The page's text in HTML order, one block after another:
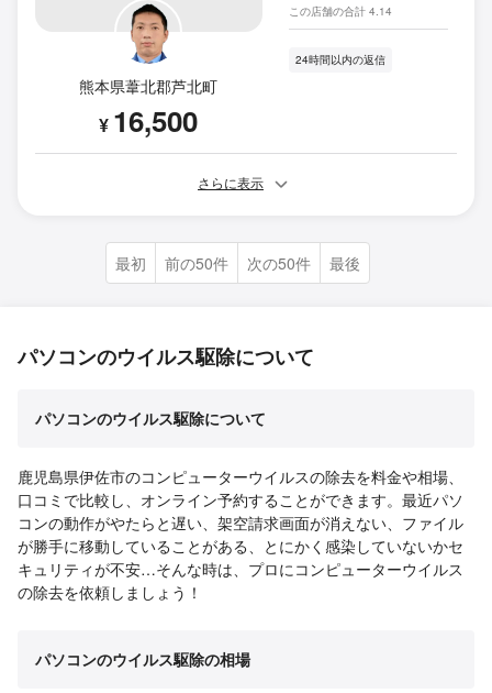
熊本県葦北郡芦北町
¥ 16,500
この店舗の合計 4.14
24時間以内の返信
さらに表示
最初 前の50件 次の50件 最後
パソコンのウイルス駆除について
パソコンのウイルス駆除について
鹿児島県伊佐市のコンピューターウイルスの除去を料金や相場、
口コミで比較し、オンライン予約することができます。最近パソ
コンの動作がやたらと遅い、架空請求画面が消えない、ファイル
が勝手に移動していることがある、とにかく感染していないかセ
キュリティが不安…そんな時は、プロにコンピューターウイルス
の除去を依頼しましょう！
パソコンのウイルス駆除の相場